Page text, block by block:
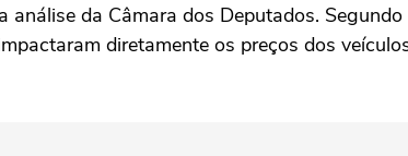
da Câmara dos Deputados.
diretamente os preços dos